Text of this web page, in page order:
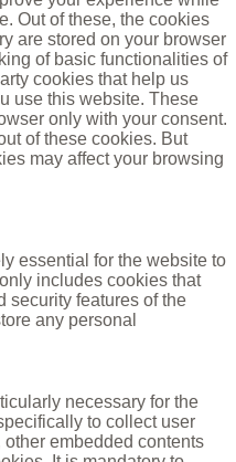
Out of these, the cookies
are stored on your browser
of basic functionalities of
cookies that help us
use this website. These
only with your consent.
of these cookies. But
may affect your browsing
essential for the website to
includes cookies that
security features of the
any personal
necessary for the
to collect user
embedded contents